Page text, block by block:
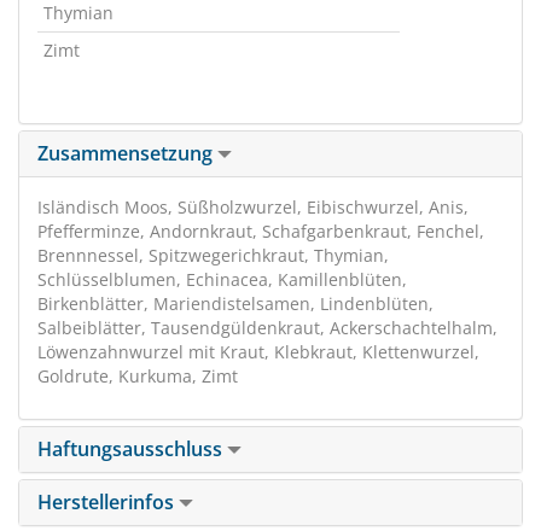
Thymian
Zimt
Zusammensetzung
Isländisch Moos, Süßholzwurzel, Eibischwurzel, Anis,
Pfefferminze, Andornkraut, Schafgarbenkraut, Fenchel,
Brennnessel, Spitzwegerichkraut, Thymian,
Schlüsselblumen, Echinacea, Kamillenblüten,
Birkenblätter, Mariendistelsamen, Lindenblüten,
Salbeiblätter, Tausendgüldenkraut, Ackerschachtelhalm,
Löwenzahnwurzel mit Kraut, Klebkraut, Klettenwurzel,
Goldrute, Kurkuma, Zimt
Haftungsausschluss
Herstellerinfos